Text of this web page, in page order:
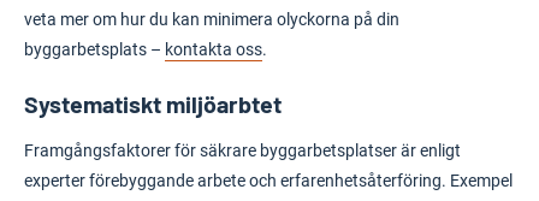
veta mer om hur du kan minimera olyckorna på din
byggarbetsplats – kontakta oss.
Systematiskt miljöarbtet
Framgångsfaktorer för säkrare byggarbetsplatser är enligt
experter förebyggande arbete och erfarenhetsåterföring. Exempel